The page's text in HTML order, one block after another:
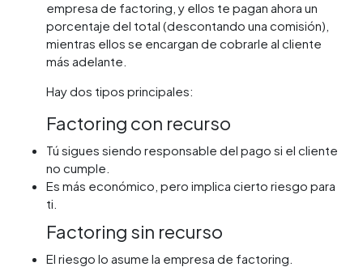
empresa de factoring, y ellos te pagan ahora un
porcentaje del total (descontando una comisión),
mientras ellos se encargan de cobrarle al cliente
más adelante.
Hay dos tipos principales:
Factoring con recurso
Tú sigues siendo responsable del pago si el cliente
no cumple.
Es más económico, pero implica cierto riesgo para
ti.
Factoring sin recurso
El riesgo lo asume la empresa de factoring.